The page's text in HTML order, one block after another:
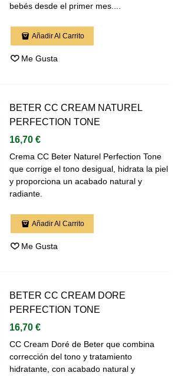
bebés desde el primer mes....
Añadir Al Carrito
Me Gusta
BETER CC CREAM NATUREL
PERFECTION TONE
16,70 €
Crema CC Beter Naturel Perfection Tone
que corrige el tono desigual, hidrata la piel
y proporciona un acabado natural y
radiante.
Añadir Al Carrito
Me Gusta
BETER CC CREAM DORE
PERFECTION TONE
16,70 €
CC Cream Doré de Beter que combina
corrección del tono y tratamiento
hidratante, con acabado natural y